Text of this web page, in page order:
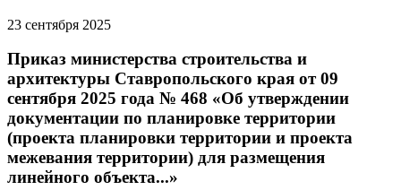
23 сентября 2025
Приказ министерства строительства и
архитектуры Ставропольского края от 09
сентября 2025 года № 468 «Об утверждении
документации по планировке территории
(проекта планировки территории и проекта
межевания территории) для размещения
линейного объекта...»